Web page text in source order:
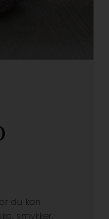
du kan
smykker,